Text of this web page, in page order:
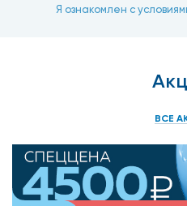
Я ознакомлен с
ВСЕ